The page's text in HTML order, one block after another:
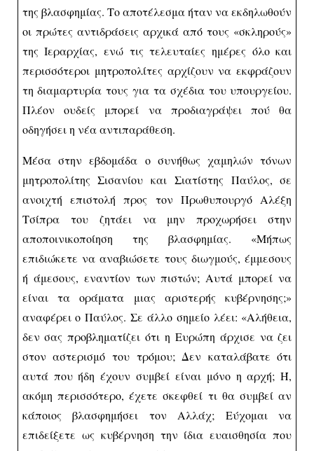
της βλασφημίας. Το αποτέλεσμα ήταν να εκδηλωθούν
οι πρώτες αντιδράσεις αρχικά από τους «σκληρούς»
της Ιεραρχίας, ενώ τις τελευταίες ημέρες όλο και
περισσότεροι μητροπολίτες αρχίζουν να εκφράζουν
τη διαμαρτυρία τους για τα σχέδια του υπουργείου.
Πλέον ουδείς μπορεί να προδιαγράψει πού θα
οδηγήσει η νέα αντιπαράθεση.
Μέσα στην εβδομάδα ο συνήθως χαμηλών τόνων
μητροπολίτης Σισανίου και Σιατίστης Παύλος, σε
ανοιχτή επιστολή προς τον Πρωθυπουργό Αλέξη
Τσίπρα του ζητάει να μην προχωρήσει στην
αποποινικοποίηση της βλασφημίας. «Μήπως
επιδιώκετε να αναβιώσετε τους διωγμούς, έμμεσους
ή άμεσους, εναντίον των πιστών; Αυτά μπορεί να
είναι τα οράματα μιας αριστερής κυβέρνησης;»
αναφέρει ο Παύλος. Σε άλλο σημείο λέει: «Αλήθεια,
δεν σας προβληματίζει ότι η Ευρώπη άρχισε να ζει
στον αστερισμό του τρόμου; Δεν καταλάβατε ότι
αυτά που ήδη έχουν συμβεί είναι μόνο η αρχή; Ή,
ακόμη περισσότερο, έχετε σκεφθεί τι θα συμβεί αν
κάποιος βλασφημήσει τον Αλλάχ; Εύχομαι να
επιδείξετε ως κυβέρνηση την ίδια ευαισθησία που